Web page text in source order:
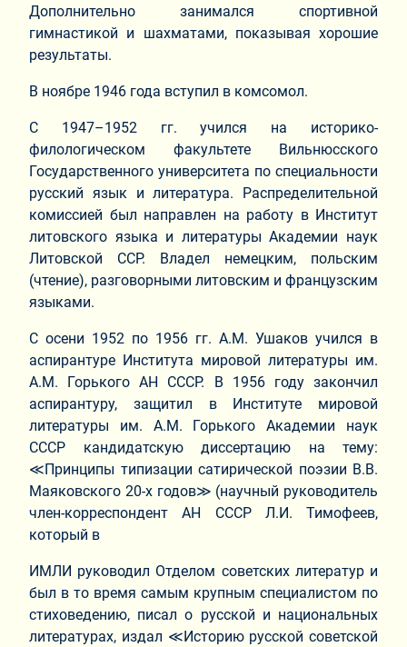
Дополнительно занимался спортивной
гимнастикой и шахматами, показывая хорошие
результаты.
В ноябре 1946 года вступил в комсомол.
С 1947–1952 гг. учился на историко-
филологическом факультете Вильнюсского
Государственного университета по специальности
русский язык и литература. Распределительной
комиссией был направлен на работу в Институт
литовского языка и литературы Академии наук
Литовской ССР. Владел немецким, польским
(чтение), разговорными литовским и французским
языками.
С осени 1952 по 1956 гг. А.М. Ушаков учился в
аспирантуре Института мировой литературы им.
А.М. Горького АН СССР. В 1956 году закончил
аспирантуру, защитил в Институте мировой
литературы им. А.М. Горького Академии наук
СССР кандидатскую диссертацию на тему:
≪Принципы типизации сатирической поэзии В.В.
Маяковского 20-х годов≫ (научный руководитель
член-корреспондент АН СССР Л.И. Тимофеев,
который в
ИМЛИ руководил Отделом советских литератур и
был в то время самым крупным специалистом по
стиховедению, писал о русской и национальных
литературах, издал ≪Историю русской советской